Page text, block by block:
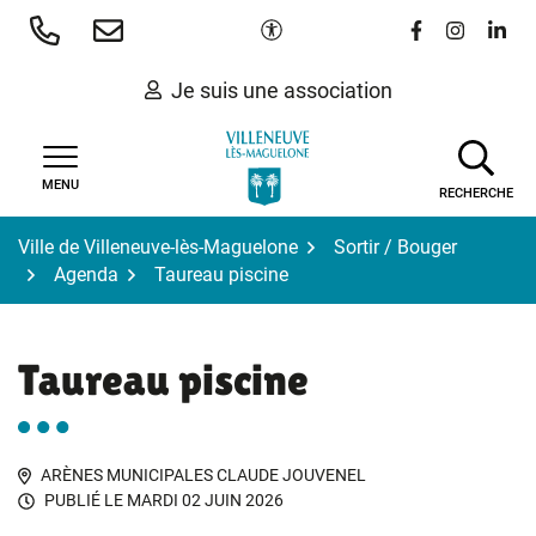
Aller
Paramètres d'accessibilité
Lien vers le
Lien vers
Lien
Je suis une association
MENU
RECHERCHE
Ville de Villeneuve-lès-Maguelone
Sortir / Bouger
Agenda
Taureau piscine
Taureau piscine
ARÈNES MUNICIPALES CLAUDE JOUVENEL
PUBLIÉ LE MARDI 02 JUIN 2026